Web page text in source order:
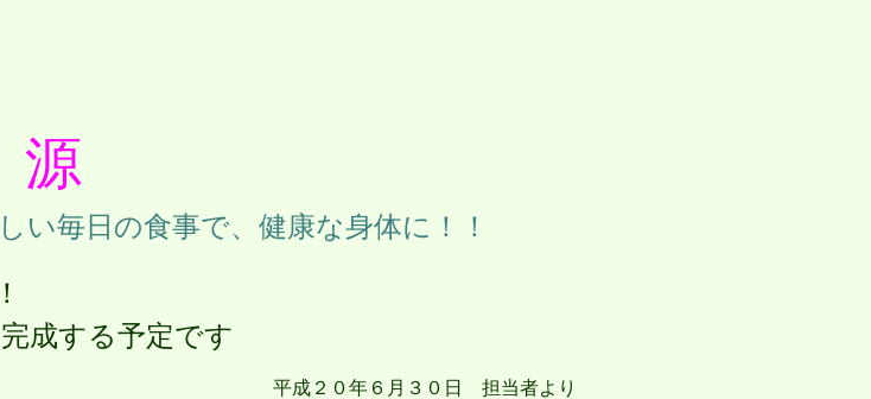
い毎日の食事で、健康な身体に！！
定です
日 担当者より